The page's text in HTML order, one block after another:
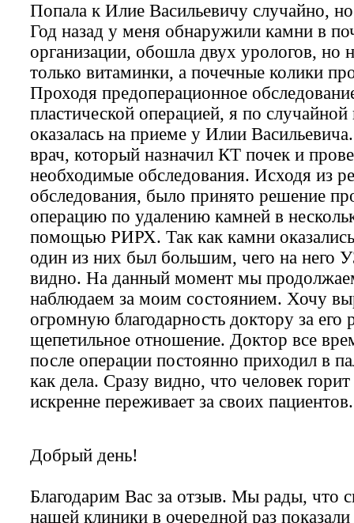
Попала к Илие Васильевичу случайно,
Год назад у меня обнаружили камни в
организации, обошла двух урологов, но
только витаминки, а почечные колики
Проходя предоперационное
пластической операцией, я по случайной
оказалась на приеме у Илии
врач, который назначил КТ почек и
необходимые обследования. Исходя из
обследования, было принято решение
операцию по удалению камней в
помощью РИРХ. Так как камни
один из них был большим, чего на него
видно. На данный момент мы
наблюдаем за моим состоянием. Хочу
огромную благодарность доктору за его
щепетильное отношение. Доктор все
после операции постоянно приходил в
как дела. Сразу видно, что человек
искренне переживает за своих пациентов.
Добрый день!
Благодарим Вас за отзыв. Мы рады, что
нашей клиники в очередной раз показали